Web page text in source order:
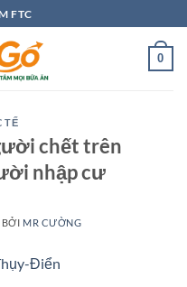
FTC
0
TẾ
chết trên
nhập cư
BỞI MR CƯỜNG